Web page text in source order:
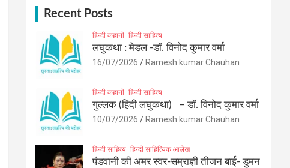
Recent Posts
हिन्दी कहानी हिन्दी साहित्य
लघुकथा : मेडल -डॉ. विनोद कुमार वर्मा
16/07/2026 Ramesh kumar Chauhan
हिन्दी कहानी हिन्दी साहित्य
गुल्लक (हिंदी लघुकथा) – डॉ. विनोद कुमार वर्मा
10/07/2026 Ramesh kumar Chauhan
हिन्दी साहित्य हिन्दी साहित्यिक आलेख
पंडवानी की अमर स्वर-सम्राज्ञी तीजन बाई- डुमन